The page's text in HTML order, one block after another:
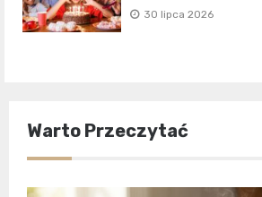
30 lipca 2026
Warto Przeczytać